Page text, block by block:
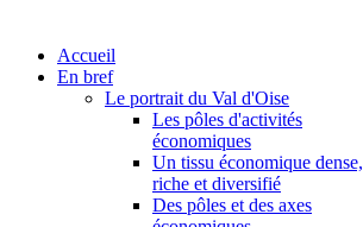
Accueil
En bref
Le portrait du Val d'Oise
Les pôles d'activités
économiques
Un tissu économique dense,
riche et diversifié
Des pôles et des axes